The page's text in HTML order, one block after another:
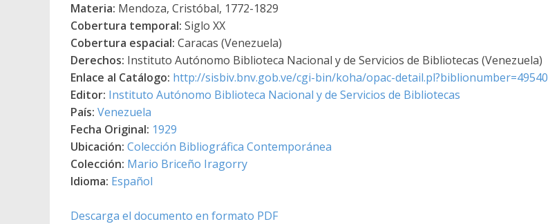
Materia: Mendoza, Cristóbal, 1772-1829
Cobertura temporal: Siglo XX
Cobertura espacial: Caracas (Venezuela)
Derechos: Instituto Autónomo Biblioteca Nacional y de Servicios de Bibliotecas (Venezuela)
Enlace al Catálogo: http://sisbiv.bnv.gob.ve/cgi-bin/koha/opac-detail.pl?biblionumber=49540
Editor: Instituto Autónomo Biblioteca Nacional y de Servicios de Bibliotecas
País: Venezuela
Fecha Original: 1929
Ubicación: Colección Bibliográfica Contemporánea
Colección: Mario Briceño Iragorry
Idioma: Español
Descarga el documento en formato PDF